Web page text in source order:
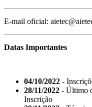
E-mail oficial:
Datas Importantes
04/10/2022 -
28/11/2022 - Último
Inscrição